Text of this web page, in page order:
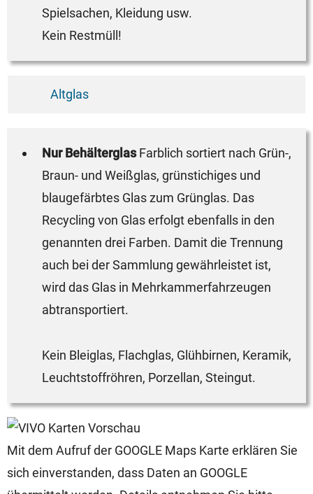
Spielsachen, Kleidung usw.
Kein Restmüll!
Altglas
Nur BehälterglasFarblich sortiert nach Grün-,
Braun- und Weißglas, grünstichiges und
blaugefärbtes Glas zum Grünglas. Das
Recycling von Glas erfolgt ebenfalls in den
genannten drei Farben. Damit die Trennung
auch bei der Sammlung gewährleistet ist,
wird das Glas in Mehrkammerfahrzeugen
abtransportiert.
Kein Bleiglas, Flachglas, Glühbirnen, Keramik,
Leuchtstoffröhren, Porzellan, Steingut.
Mit dem Aufruf der GOOGLE Maps Karte erklären Sie
sich einverstanden, dass Daten an GOOGLE